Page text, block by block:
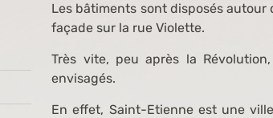
Les bâtiments sont disposés
façade sur la rue Violette.
Très vite, peu après la
envisagés.
En effet, Saint-Etienne est une